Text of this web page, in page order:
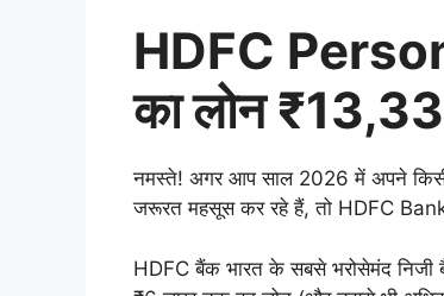
HDFC
का लोन
नमस्ते! अगर आप साल 2026 में अपने किसी
जरूरत महसूस कर रहे हैं, तो HDFC
HDFC बैंक भारत के सबसे भरोसेमंद निजी